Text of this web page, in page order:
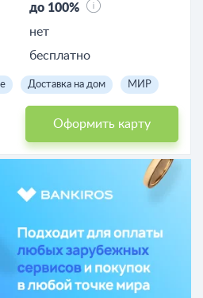
до 100%
нет
бесплатно
Оформить карту
Доставка на дом МИР